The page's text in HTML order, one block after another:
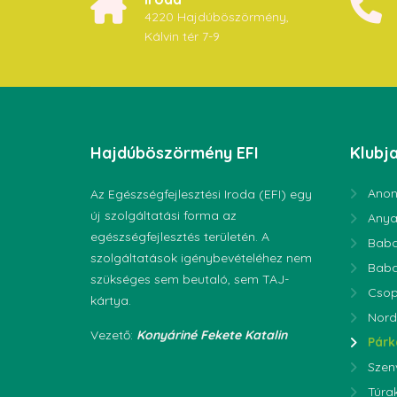
4220 Hajdúböszörmény,
Kálvin tér 7-9
Hajdúböszörmény EFI
Az Egészségfejlesztési Iroda (EFI) egy
új szolgáltatási forma az
egészségfejlesztés területén. A
szolgáltatások igénybevételéhez nem
szükséges sem beutaló, sem TAJ-
kártya.
Vezető: Konyáriné Fekete Katalin